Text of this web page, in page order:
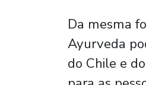
Da mesma
Ayurveda
do Chile e